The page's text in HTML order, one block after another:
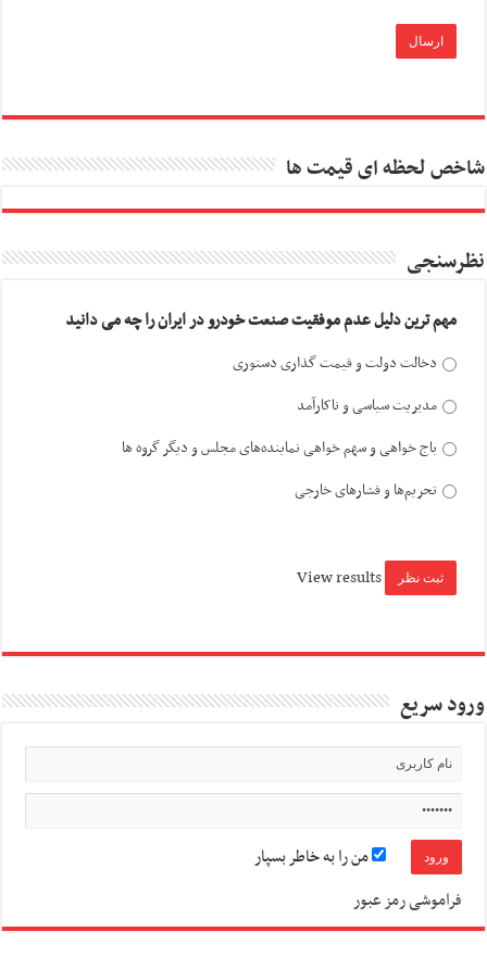
شاخص لحظه ای قیمت ها
نظرسنجی
مهم ترین دلیل عدم موفقیت صنعت خودرو در ایران را چه می دانید
دخالت دولت و قیمت گذاری دستوری
مدیریت سیاسی و ناکارآمد
باج خواهی و سهم خواهی نماینده‌های مجلس و دیگر گروه ها
تحریم‌ها و فشارهای خارجی
View results
ورود سریع
من را به خاطر بسپار
فراموشی رمز عبور